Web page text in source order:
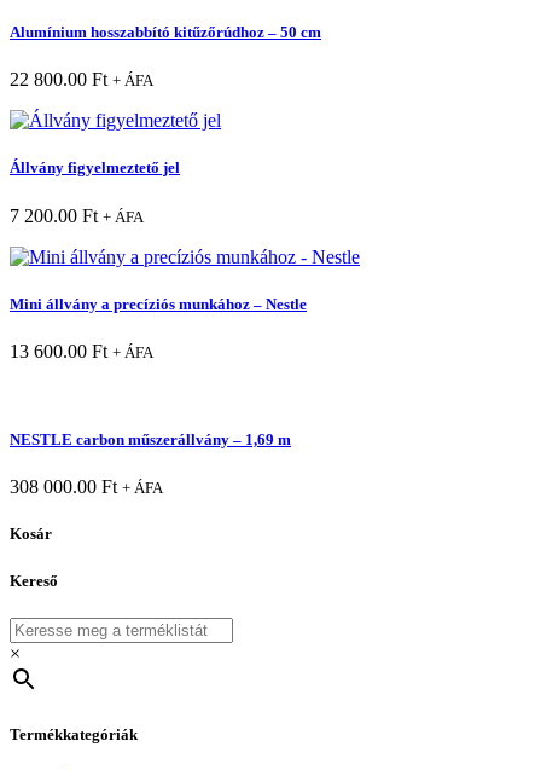
Alumínium hosszabbító kitűzőrúdhoz – 50 cm
22 800.00 Ft + ÁFA
Állvány figyelmeztető jel
7 200.00 Ft + ÁFA
Mini állvány a precíziós munkához – Nestle
13 600.00 Ft + ÁFA
NESTLE carbon műszerállvány – 1,69 m
308 000.00 Ft + ÁFA
Kosár
Kereső
×
Termékkategóriák